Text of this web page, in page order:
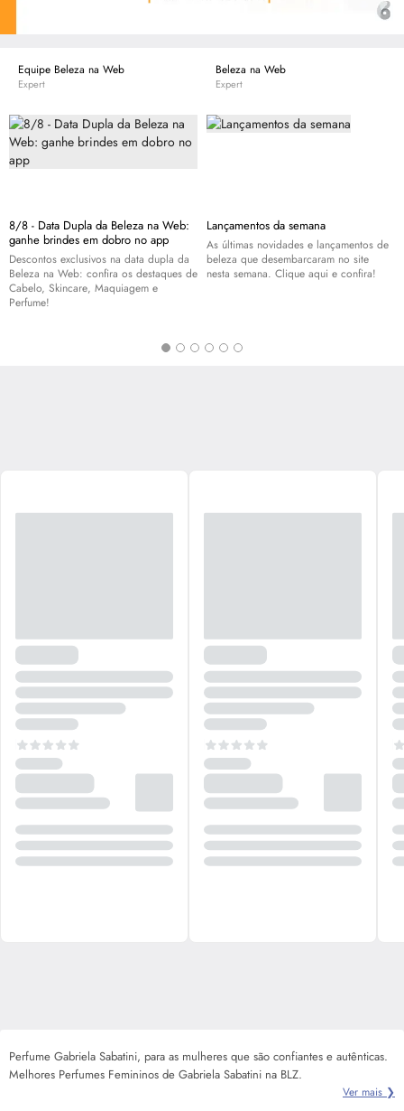
Equipe Beleza na Web
Expert
8/8 - Data Dupla da Beleza na Web:
ganhe brindes em dobro no app
Descontos exclusivos na data dupla da
Beleza na Web: confira os destaques de
Cabelo, Skincare, Maquiagem e
Perfume!
Beleza na Web
Expert
Lançamentos da semana
As últimas novidades e lançamentos de
beleza que desembarcaram no site
nesta semana. Clique aqui e confira!
Perfume Gabriela Sabatini, para as mulheres que são confiantes e autênticas.
Melhores Perfumes Femininos de Gabriela Sabatini na BLZ.
Ver mais ❯